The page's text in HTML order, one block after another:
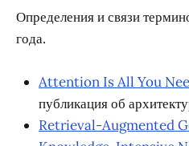
Определения и связи
года.
Attention Is All You
публикация об
Retrieval-Augmented